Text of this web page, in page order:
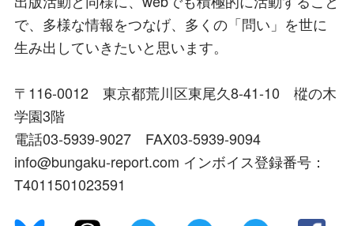
で、多様な情報をつなげ、多くの「問い」を世に
生み出していきたいと思います。
〒116-0012 東京都荒川区東尾久8-41-10 樅の木
学園3階
電話03-5939-9027 FAX03-5939-9094
info@bungaku-report.com インボイス登録番号：
T4011501023591